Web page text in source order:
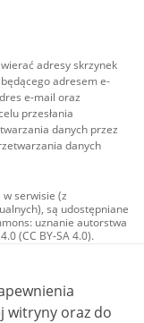
adresy skrzynek
adresem e-
e-mail oraz
przesłania
danych przez
danych
serwisie (z
są udostępniane
uznanie autorstwa
(CC BY-SA 4.0).
zdjęcia, materiały
na licencji typu
użycie
4.0 (CC BY-
inaczej.
witryny oraz do